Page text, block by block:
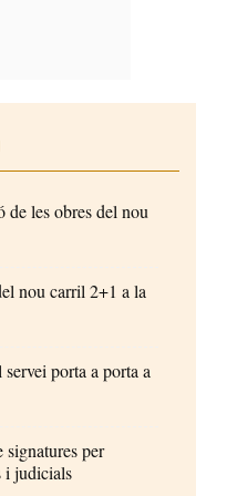
les obres del nou
nou carril 2+1 a la
porta a porta a
per
i judicials